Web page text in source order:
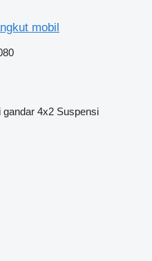
mobil
gandar 4x2 Suspensi